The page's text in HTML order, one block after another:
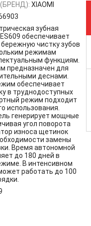
(БРЕНД): XIAOMI
зубная
обеспечивает
чистку зубов
режимам
функциям.
предназначен для
деснами.
обеспечивает
в труднодоступных
режим подходит
использования.
генерирует мощные
угол поворота
износа щетинок
замены
Время автономной
до 180 дней в
В интенсивном
работать до 100